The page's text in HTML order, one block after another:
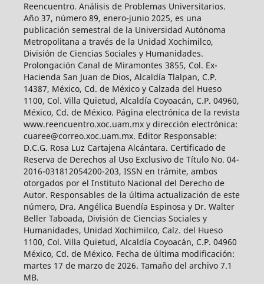
Reencuentro. Análisis de Problemas Universitarios.
Año 37, número 89, enero-junio 2025, es una
publicación semestral de la Universidad Autónoma
Metropolitana a través de la Unidad Xochimilco,
División de Ciencias Sociales y Humanidades.
Prolongación Canal de Miramontes 3855, Col. Ex-
Hacienda San Juan de Dios, Alcaldía Tlalpan, C.P.
14387, México, Cd. de México y Calzada del Hueso
1100, Col. Villa Quietud, Alcaldía Coyoacán, C.P. 04960,
México, Cd. de México. Página electrónica de la revista
www.reencuentro.xoc.uam.mx y dirección electrónica:
cuaree@correo.xoc.uam.mx. Editor Responsable:
D.C.G. Rosa Luz Cartajena Alcántara. Certificado de
Reserva de Derechos al Uso Exclusivo de Título No. 04-
2016-031812054200-203, ISSN en trámite, ambos
otorgados por el Instituto Nacional del Derecho de
Autor. Responsables de la última actualización de este
número, Dra. Angélica Buendía Espinosa y Dr. Walter
Beller Taboada, División de Ciencias Sociales y
Humanidades, Unidad Xochimilco, Calz. del Hueso
1100, Col. Villa Quietud, Alcaldía Coyoacán, C.P. 04960
México, Cd. de México. Fecha de última modificación:
martes 17 de marzo de 2026. Tamaño del archivo 7.1
MB.